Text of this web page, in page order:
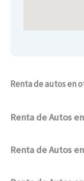
Renta de autos en
Renta de Autos
Renta de Autos